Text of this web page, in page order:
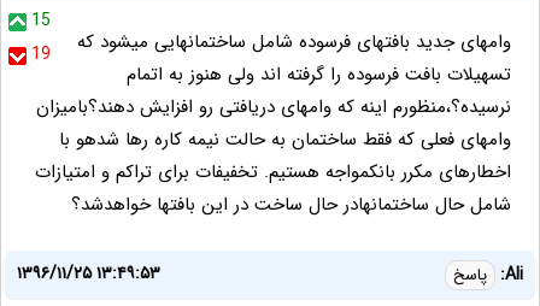
15
19
وامهای جدید بافتهای فرسوده شامل ساختمانهایی میشود که
تسهیلات بافت فرسوده را گرفته اند ولی هنوز به اتمام
نرسیده؟،منظورم اینه که وامهای دریافتی رو افزایش دهند؟بامیزان
وامهای فعلی که فقط ساختمان به حالت نیمه کاره رها شدهو با
اخطارهای مکرر بانکمواجه هستیم. تخفیفات برای تراکم و امتیازات
شامل حال ساختمانهادر حال ساخت در این بافتها خواهدشد؟
Ali: پاسخ
۱۳۹۶/۱۱/۲۵ ۱۳:۴۹:۵۳